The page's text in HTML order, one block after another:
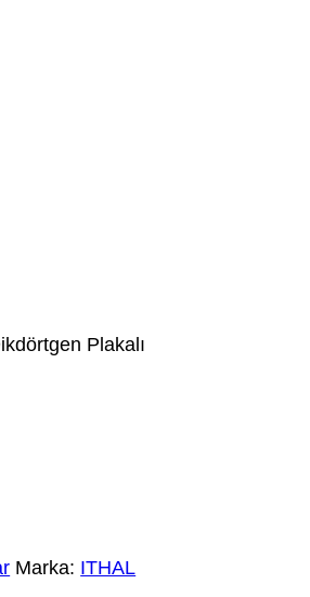
Plakalı
Marka: ITHAL